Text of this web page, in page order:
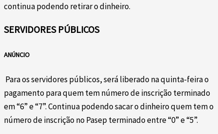
continua podendo retirar o dinheiro.
SERVIDORES PÚBLICOS
ANÚNCIO
Para os servidores públicos, será liberado na quinta-feira o
pagamento para quem tem número de inscrição terminado
em “6” e “7”. Continua podendo sacar o dinheiro quem tem o
número de inscrição no Pasep terminado entre “0” e “5”.